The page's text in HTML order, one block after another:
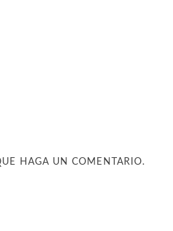
HAGA UN COMENTARIO.